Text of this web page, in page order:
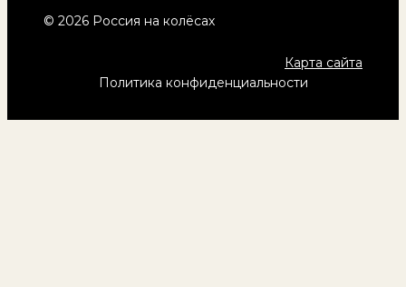
© 2026 Россия на колёсах
Карта сайта
Политика конфиденциальности